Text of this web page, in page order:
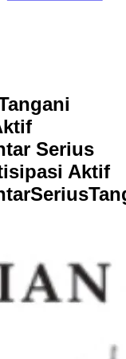
Serius
Aktif
tarSeriusTan